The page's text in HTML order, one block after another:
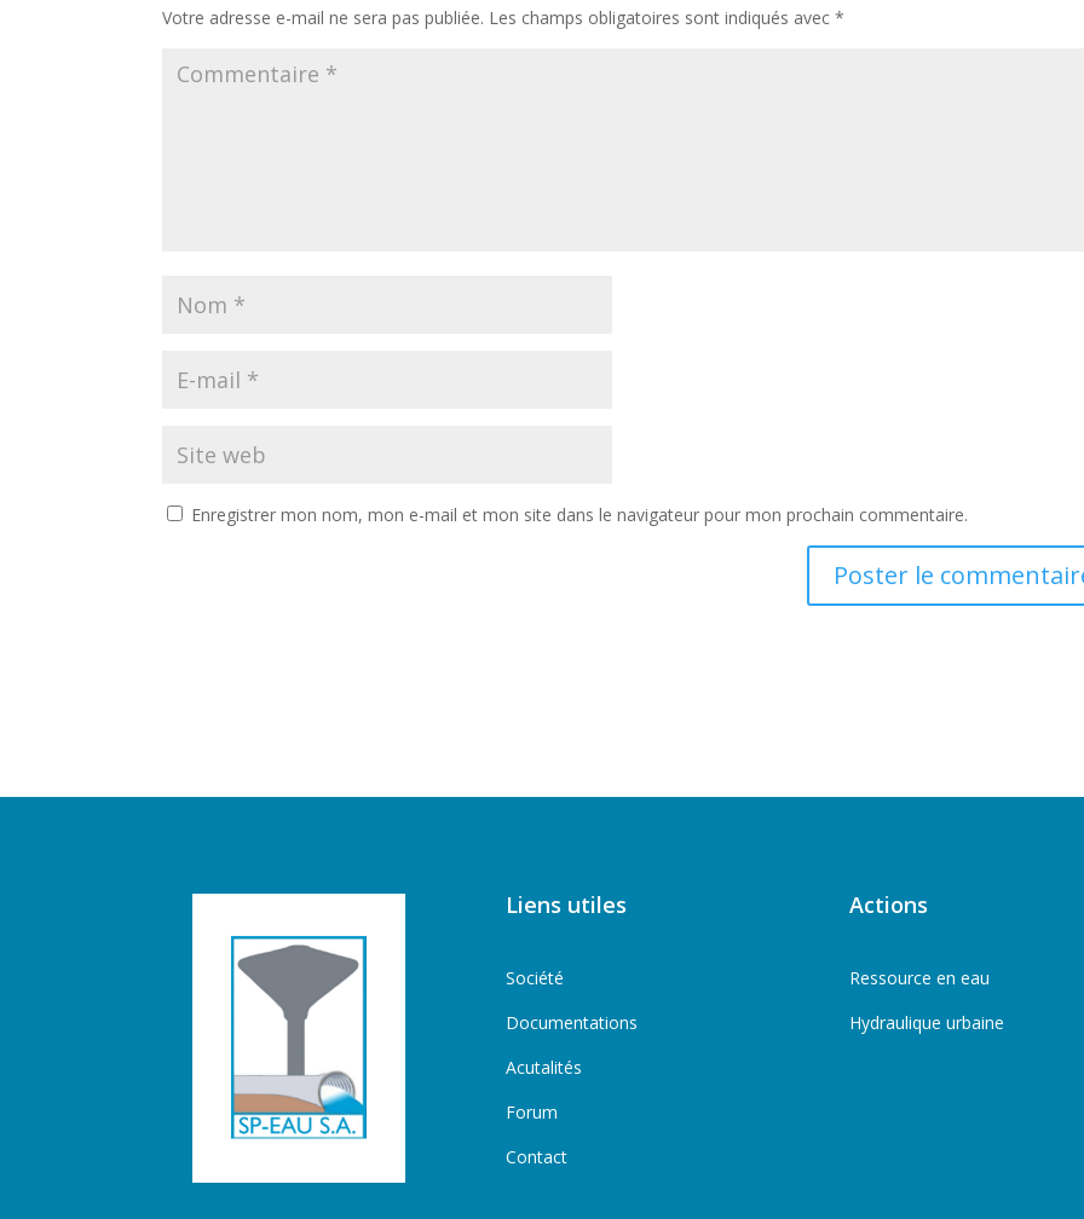
Votre adresse e-mail ne sera pas publiée. Les champs obligatoires sont indiqués avec*
Enregistrer mon nom, mon e-mail et mon site dans le navigateur pour mon prochain commentaire.
Liens utiles
Société
Documentations
Acutalités
Forum
Contact
Actions
Ressource en eau
Hydraulique urbaine